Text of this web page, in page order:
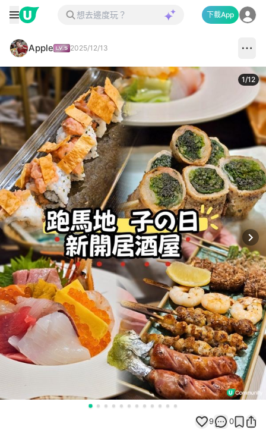
下載App
Apple 2025/12/13
1/12
9 0